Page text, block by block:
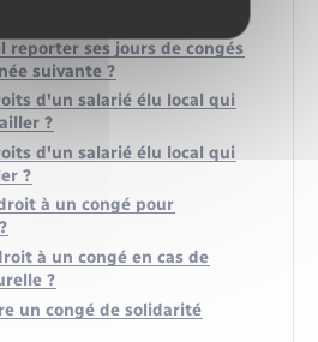
reporter ses jours de congés
suivante ?
d'un salarié élu local qui
?
d'un salarié élu local qui
?
à un congé pour
à un congé en cas de
?
un congé de solidarité